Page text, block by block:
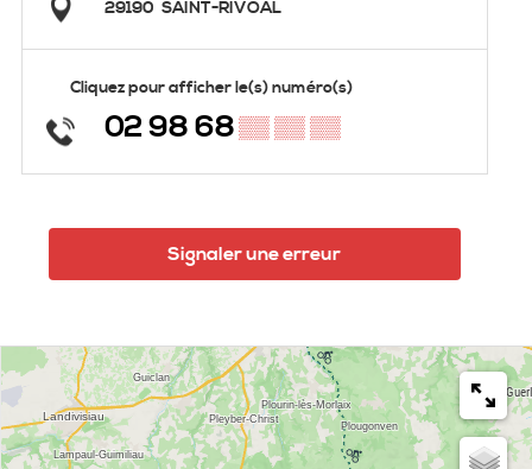
29190 SAINT-RIVOAL
Cliquez pour afficher le(s) numéro(s)
02 98 68▒▒ ▒▒ ▒▒
Signaler une erreur